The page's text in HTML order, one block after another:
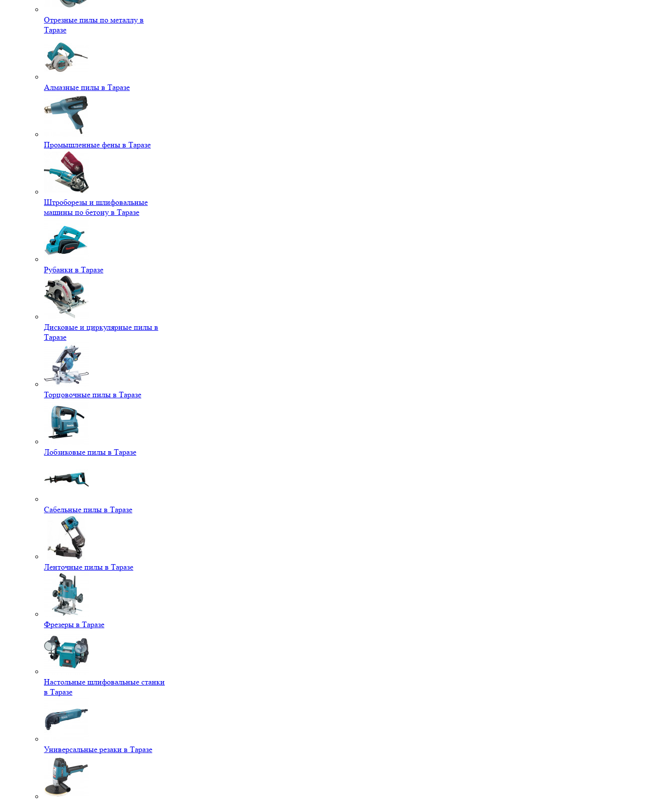
Отрезные пилы по металлу в
Таразе
Алмазные пилы в Таразе
Промышленные фены в Таразе
Штроборезы и шлифовальные
машины по бетону в Таразе
Рубанки в Таразе
Дисковые и циркулярные пилы в
Таразе
Торцовочные пилы в Таразе
Лобзиковые пилы в Таразе
Сабельные пилы в Таразе
Ленточные пилы в Таразе
Фрезеры в Таразе
Настольные шлифовальные станки
в Таразе
Универсальные резаки в Таразе